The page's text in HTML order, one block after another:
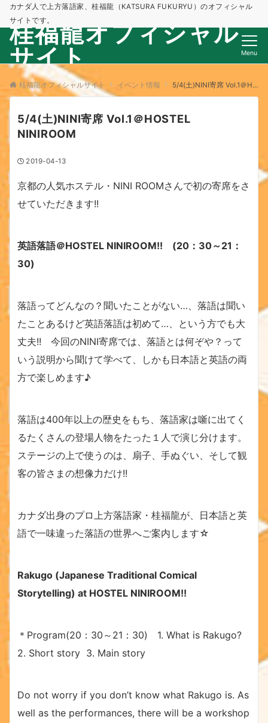
カナダ人で上方落語家、桂福龍（KATSURA FUKURYU）のオフィシャル
サイトです。
桂福龍オフィシャル
サイト
Menu
桂福龍オフィシャルサイト イベント情報 5/4(土)NINI寄席 Vol.1＠HOSTEL NINIROOM
5/4(土)NINI寄席 Vol.1＠HOSTEL
NINIROOM
2019-04-13
京都の人気ホステル・NINI ROOMさんで初の寄席をさ
せていただきます!!
英語落語＠HOSTEL NINIROOM!! (20 ：30～21 ：
30)
落語ってどんなの？聞いたことがない…、落語は聞い
たことあるけど英語落語は初めて…、という方でも大
丈夫!! 今回のNINI寄席では、落語とは何ぞや？って
いう説明から聞けて学べて、しかも日本語と英語の両
方で楽しめます♪
落語は400年以上の歴史をもち、落語家は噺に出てく
るたくさんの登場人物をたった１人で演じ分けます。
ステージの上で使うのは、扇子、手ぬぐい、そして観
客の皆さまの想像力だけ!!
カナダ出身のプロ上方落語家・桂福龍が、日本語と英
語で一味違った落語の世界へご案内します☆
Rakugo (Japanese Traditional Comical
Storytelling) at HOSTEL NINIROOM!!
＊Program(20：30～21：30) 1. What is Rakugo?
2. Short story 3. Main story
Do not worry if you don’t know what Rakugo is. As
well as the performances, there will be a workshop